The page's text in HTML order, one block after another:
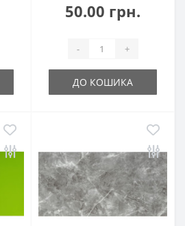
50.00 грн.
- +
ДО КОШИКА